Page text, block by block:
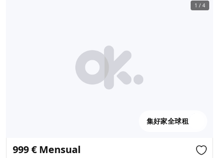
1 / 4
集好家全球租
999 € Mensual